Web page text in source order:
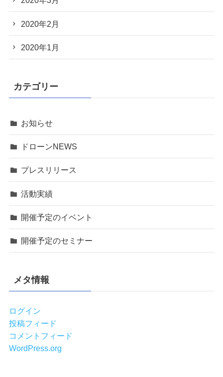
2020年2月
2020年1月
カテゴリー
お知らせ
ドローンNEWS
プレスリリース
活動実績
開催予定のイベント
開催予定のセミナー
メタ情報
ログイン
投稿フィード
コメントフィード
WordPress.org